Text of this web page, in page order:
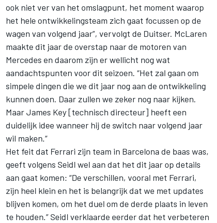
ook niet ver van het omslagpunt, het moment waarop
het hele ontwikkelingsteam zich gaat focussen op de
wagen van volgend jaar”, vervolgt de Duitser. McLaren
maakte dit jaar de overstap naar de motoren van
Mercedes en daarom zijn er wellicht nog wat
aandachtspunten voor dit seizoen. “Het zal gaan om
simpele dingen die we dit jaar nog aan de ontwikkeling
kunnen doen. Daar zullen we zeker nog naar kijken.
Maar James Key [technisch directeur] heeft een
duidelijk idee wanneer hij de switch naar volgend jaar
wil maken.”
Het feit dat Ferrari zijn team in Barcelona de baas was,
geeft volgens Seidl wel aan dat het dit jaar op details
aan gaat komen: “De verschillen, vooral met Ferrari,
zijn heel klein en het is belangrijk dat we met updates
blijven komen, om het duel om de derde plaats in leven
te houden.” Seidl verklaarde eerder dat het verbeteren